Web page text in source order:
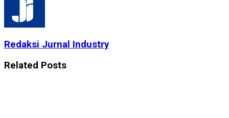
Redaksi Jurnal Industry
Related Posts